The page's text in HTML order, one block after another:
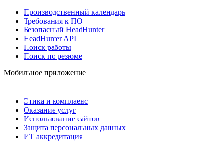
Производственный календарь
Требования к ПО
Безопасный HeadHunter
HeadHunter API
Поиск работы
Поиск по резюме
Мобильное приложение
Этика и комплаенс
Оказание услуг
Использование сайтов
Защита персональных данных
ИТ аккредитация